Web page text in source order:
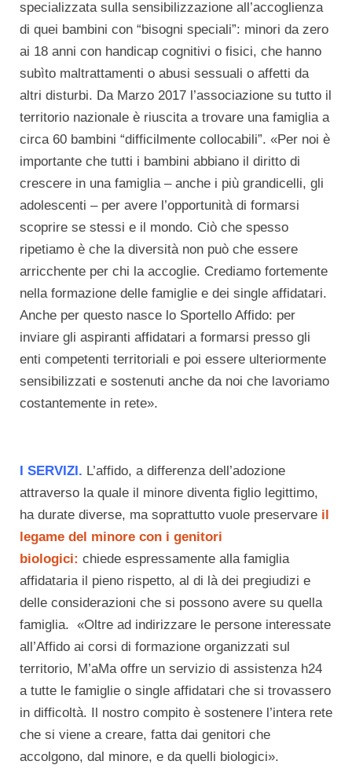
specializzata sulla sensibilizzazione all’accoglienza
di quei bambini con “bisogni speciali”: minori da zero
ai 18 anni con handicap cognitivi o fisici, che hanno
subìto maltrattamenti o abusi sessuali o affetti da
altri disturbi. Da Marzo 2017 l’associazione su tutto il
territorio nazionale è riuscita a trovare una famiglia a
circa 60 bambini “difficilmente collocabili”. «Per noi è
importante che tutti i bambini abbiano il diritto di
crescere in una famiglia – anche i più grandicelli, gli
adolescenti – per avere l’opportunità di formarsi
scoprire se stessi e il mondo. Ciò che spesso
ripetiamo è che la diversità non può che essere
arricchente per chi la accoglie. Crediamo fortemente
nella formazione delle famiglie e dei single affidatari.
Anche per questo nasce lo Sportello Affido: per
inviare gli aspiranti affidatari a formarsi presso gli
enti competenti territoriali e poi essere ulteriormente
sensibilizzati e sostenuti anche da noi che lavoriamo
costantemente in rete».
I SERVIZI. L’affido, a differenza dell’adozione
attraverso la quale il minore diventa figlio legittimo,
ha durate diverse, ma soprattutto vuole preservare il
legame del minore con i genitori
biologici: chiede espressamente alla famiglia
affidataria il pieno rispetto, al di là dei pregiudizi e
delle considerazioni che si possono avere su quella
famiglia. «Oltre ad indirizzare le persone interessate
all’Affido ai corsi di formazione organizzati sul
territorio, M’aMa offre un servizio di assistenza h24
a tutte le famiglie o single affidatari che si trovassero
in difficoltà. Il nostro compito è sostenere l’intera rete
che si viene a creare, fatta dai genitori che
accolgono, dal minore, e da quelli biologici».